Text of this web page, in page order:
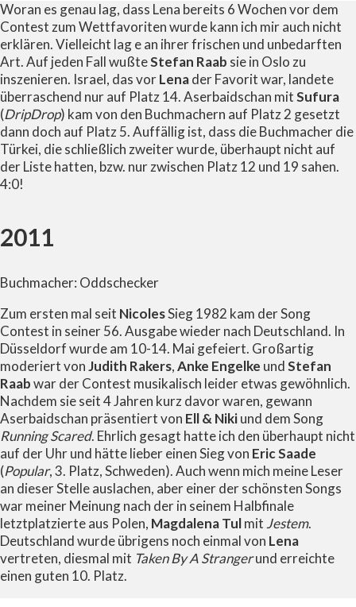
Woran es genau lag, dass Lena bereits 6 Wochen vor dem
Contest zum Wettfavoriten wurde kann ich mir auch nicht
erklären. Vielleicht lag e an ihrer frischen und unbedarften
Art. Auf jeden Fall wußteStefan Raab sie in Oslo zu
inszenieren. Israel, das vorLenader Favorit war, landete
überraschend nur auf Platz 14. Aserbaidschan mitSufura
(DripDrop) kam von den Buchmachern auf Platz 2 gesetzt
dann doch auf Platz 5. Auffällig ist, dass die Buchmacher die
Türkei, die schließlich zweiter wurde, überhaupt nicht auf
der Liste hatten, bzw. nur zwischen Platz 12 und 19 sahen.
4:0!
2011
Buchmacher: Oddschecker
Zum ersten mal seit NicolesSieg 1982 kam der Song
Contest in seiner 56. Ausgabe wieder nach Deutschland. In
Düsseldorf wurde am 10-14. Mai gefeiert. Großartig
moderiert vonJudith Rakers,Anke Engelke undStefan
Raabwar der Contest musikalisch leider etwas gewöhnlich.
Nachdem sie seit 4 Jahren kurz davor waren, gewann
Aserbaidschan präsentiert von Ell & Nikiund dem Song
Running Scared. Ehrlich gesagt hatte ich den überhaupt nicht
auf der Uhr und hätte lieber einen Sieg von Eric Saade
(Popular, 3. Platz, Schweden). Auch wenn mich meine Leser
an dieser Stelle auslachen, aber einer der schönsten Songs
war meiner Meinung nach der in seinem Halbfinale
letztplatzierte aus Polen, Magdalena Tulmit Jestem.
Deutschland wurde übrigens noch einmal von Lena
vertreten, diesmal mit Taken By A Strangerund erreichte
einen guten 10. Platz.